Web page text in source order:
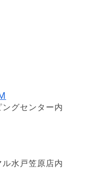
グセンター内
水戸笠原店内